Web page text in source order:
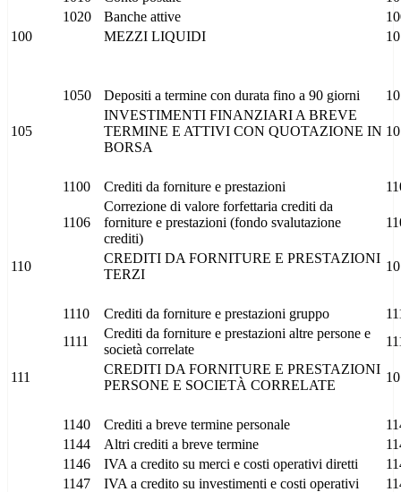
1020
Banche attive
100
MEZZI LIQUIDI 10
1050 Depositi a termine con durata fino a 90 giorni
105
INVESTIMENTI FINANZIARI A BREVE
TERMINE E ATTIVI CON QUOTAZIONE IN
BORSA
10
1100 Crediti da forniture e prestazioni
1106
Correzione di valore forfettaria crediti da
forniture e prestazioni (fondo svalutazione
crediti)
110
CREDITI DA FORNITURE E PRESTAZIONI
TERZI
10
1110 Crediti da forniture e prestazioni gruppo
1111
Crediti da forniture e prestazioni altre persone e
società correlate
111
CREDITI DA FORNITURE E PRESTAZIONI
PERSONE E SOCIETÀ CORRELATE
10
1140 Crediti a breve termine personale
1144
Altri crediti a breve termine
1146
IVA a credito su merci e costi operativi diretti
1147
IVA a credito su investimenti e costi operativi